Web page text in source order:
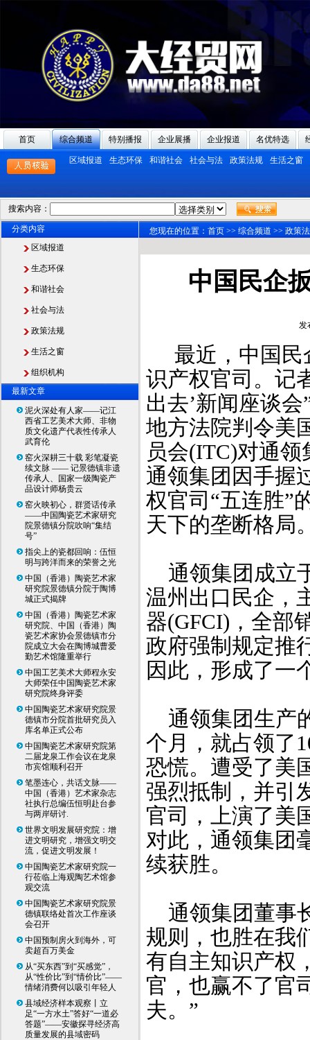
首页 综合频道 特别播报 企业展播 企业报道 名优特选
区域报道 生态环保 和谐社会 社会与法 政策法规 生活之窗
搜索内容：
分类内容
区域报道
生态环保
和谐社会
社会与法
政策法规
生活之窗
组织机构
最新文章
泥火深处有人家——记江
西省工艺美术大师、非物
质文化遗产代表性传承人
武育伦
窑火深耕三十载 彩笔凝瓷
续文脉 —— 记景德镇非遗
传承人、国家一级陶瓷产
品设计师杨贵云
窑火映初心，群贤话传承
——中国陶瓷艺术家研究
院景德镇分院吹响“集结
号”
指尖上的瓷都回响：伍恒
明与跨洋而来的荣誉之光
中国（香港）陶瓷艺术家
研究院景德镇分院于陶博
城正式揭牌
中国（香港）陶瓷艺术家
研究院、中国（香港）陶
瓷艺术家协会景德镇市分
院成立大会在陶博城曹爱
勤艺术馆隆重举行
中国工艺美术大师程永安
大师荣任中国陶瓷艺术家
研究院终身评委
中国陶瓷艺术家研究院景
德镇市分院首批研究员入
库名单正式公布
中国陶瓷艺术家研究院第
二届龙泉工作会议在龙泉
市宾馆顺利召开
笔墨连心，共话文脉——
中国（香港）艺术家杂志
社执行总编伍恒明赴台参
与两岸研讨.
世界文明发展研究院：增
进文明研究，增强文明交
流，促进文明发展！
中国陶瓷艺术家研究院一
行莅临上海观陶艺术馆参
观交流
中国陶瓷艺术家研究院景
德镇联络处首次工作座谈
会召开
中国预制房火到海外，可
卖超百万美金
从“买东西”到“买感觉”，
从“性价比”到“情价比”——
情绪消费何以吸引年轻人
县域经济样本观察丨立
足“一方水土”答好“一道必
答题”——安徽探寻经济高
质量发展的县域密码
您现在的位置： 首页 >> 综合频道 >> 政策
中国民企
发
最近，中国
识产权官司。记
出去’新闻座谈
地方法院判令美
员会(ITC)对通
通领集团因手握
权官司“五连胜”
天下的垄断格局
通领集团成立
温州出口民企，
器(GFCI)，全部
政府强制规定推
因此，形成了一
通领集团生产
个月，就占领了
恐慌。遭受了美
强烈抵制，并引
官司，上演了美
对此，通领集团
续获胜。
通领集团董事
规则，也胜在我
有自主知识产权
官，也赢不了官
夫。”